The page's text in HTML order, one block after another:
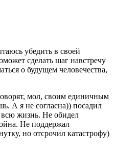
убедить в своей
сделать шаг навстречу
о будущем человечества,
мол, своим единичным
А я не согласна)) посадил
всю жизнь. Не обидел
Не поддержал
но отсрочил катастрофу)